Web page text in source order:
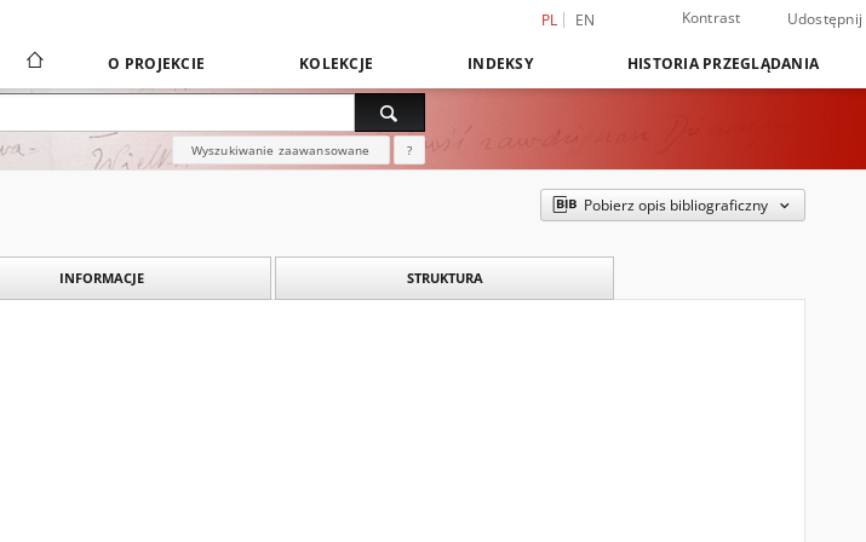
PL EN Kontrast Udostępnij
O PROJEKCIE KOLEKCJE INDEKSY HISTORIA PRZEGLĄDANIA
Wyszukiwanie zaawansowane ?
Pobierz opis bibliograficzny
INFORMACJE STRUKTURA